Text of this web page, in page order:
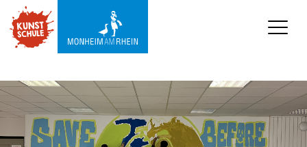
Kursprogramm
Ermäßigungen